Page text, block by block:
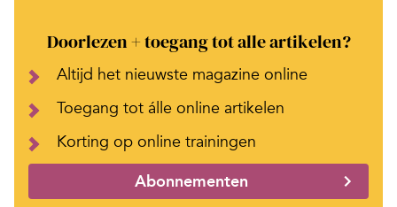
Doorlezen + toegang tot alle artikelen?
Altijd het nieuwste magazine online
Toegang tot álle online artikelen
Korting op online trainingen
Abonnementen